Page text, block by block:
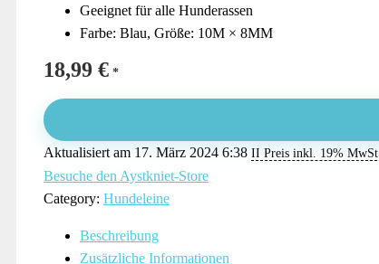
Geeignet für alle Hunderassen
Farbe: Blau, Größe: 10M × 8MM
18,99 €
Aktualisiert am 17. März 2024 6:38 II Preis inkl. 19% MwSt.
Besuche den Aystkniet-Store
Category: Hundeleine
Beschreibung
Zusätzliche Informationen